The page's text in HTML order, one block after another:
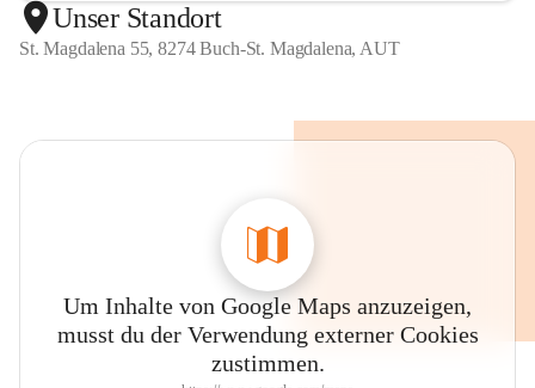
Unser Standort
St. Magdalena 55, 8274 Buch-St. Magdalena, AUT
Um Inhalte von Google Maps anzuzeigen,
musst du der Verwendung externer Cookies
zustimmen.